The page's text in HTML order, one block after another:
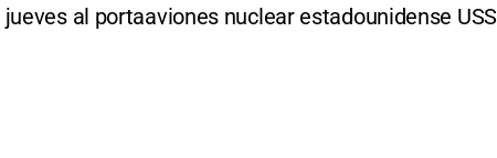
al portaaviones nuclear estadounidense USS